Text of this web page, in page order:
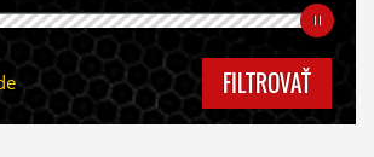
FILTROVAŤ